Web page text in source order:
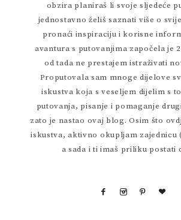
obzira planiraš li svoje sljedeće
jednostavno želiš saznati više o
pronaći inspiraciju i korisne
avantura s putovanjima započela je
od tada ne prestajem istraživati
Proputovala sam mnoge dijelove
iskustva koja s veseljem dijelim s
putovanja, pisanje i pomaganje
zato je nastao ovaj blog. Osim što
iskustva, aktivno okupljam zajednicu
a sada i ti imaš priliku postati